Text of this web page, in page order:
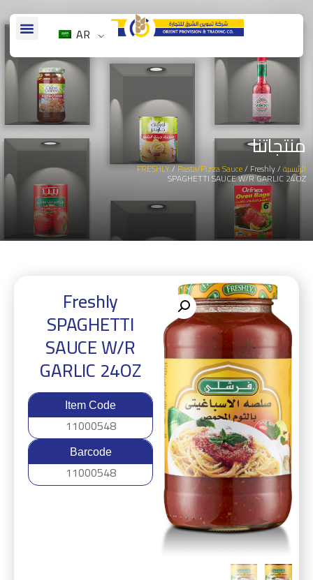
AR
منتجاتنا
الرئيسية/
FRESHLY/Pasta/Pizza Sauce/ Freshly
SPAGHETTI SAUCE W/R GARLIC 24OZ
Freshly
SPAGHETTI
SAUCE W/R
GARLIC 24OZ
Item Code
11000548
Barcode
11000548